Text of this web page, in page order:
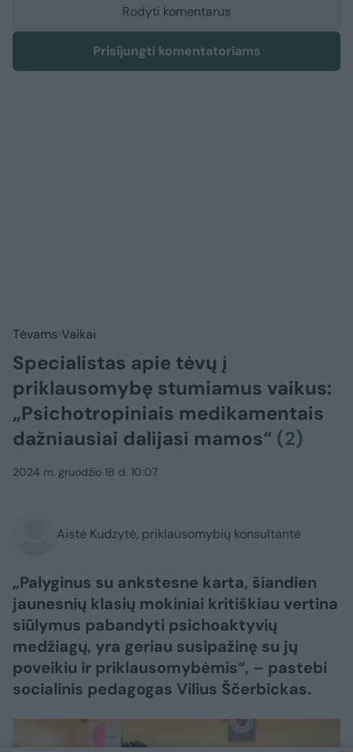
Rodyti komentarus
Prisijungti komentatoriams
Tėvams Vaikai
Specialistas apie tėvų į
priklausomybę stumiamus vaikus:
„Psichotropiniais medikamentais
dažniausiai dalijasi mamos“ (2)
2024 m. gruodžio 18 d. 10:07
Aistė Kudzytė, priklausomybių konsultantė
„Palyginus su ankstesne karta, šiandien
jaunesnių klasių mokiniai kritiškiau vertina
siūlymus pabandyti psichoaktyvių
medžiagų, yra geriau susipažinę su jų
poveikiu ir priklausomybėmis“, – pastebi
socialinis pedagogas Vilius Ščerbickas.